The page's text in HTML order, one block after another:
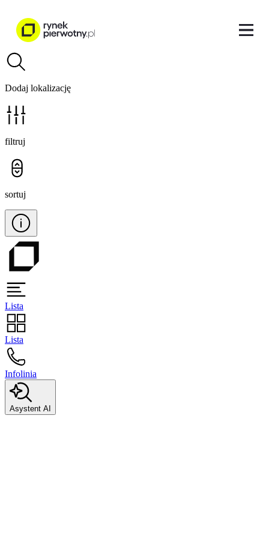
Dodaj lokalizację
filtruj
sortuj
Lista
Lista
Infolinia
Asystent AI